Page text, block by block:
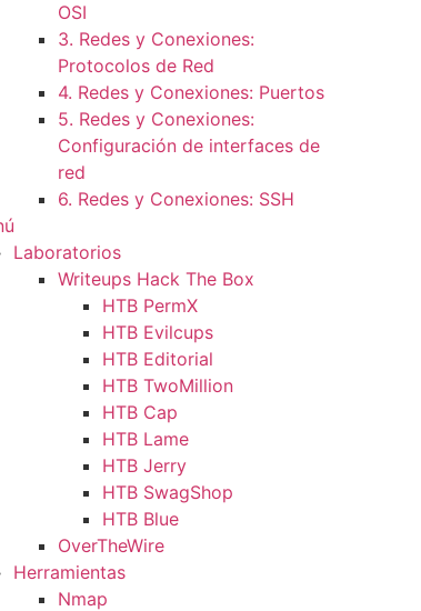
OSI
3. Redes y Conexiones:
Protocolos de Red
4. Redes y Conexiones: Puertos
5. Redes y Conexiones:
Configuración de interfaces de
red
6. Redes y Conexiones: SSH
Laboratorios
Writeups Hack The Box
HTB PermX
HTB Evilcups
HTB Editorial
HTB TwoMillion
HTB Cap
HTB Lame
HTB Jerry
HTB SwagShop
HTB Blue
OverTheWire
Herramientas
Nmap